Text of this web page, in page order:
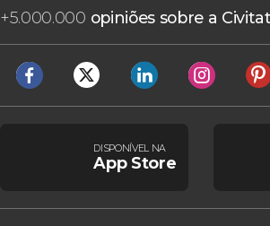
+5.000.000 opiniões sobre a
DISPONÍVEL NA
App Store